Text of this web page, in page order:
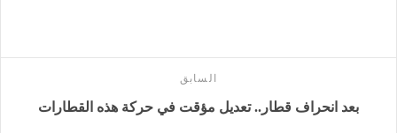
السابق
بعد انحراف قطار.. تعديل مؤقت في حركة هذه القطارات